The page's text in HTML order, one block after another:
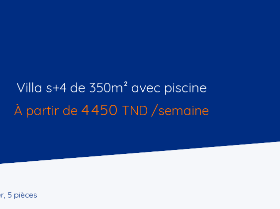
Villa s+4 de 350m² avec piscine
À partir de 4 450 TND /semaine
5 pièces